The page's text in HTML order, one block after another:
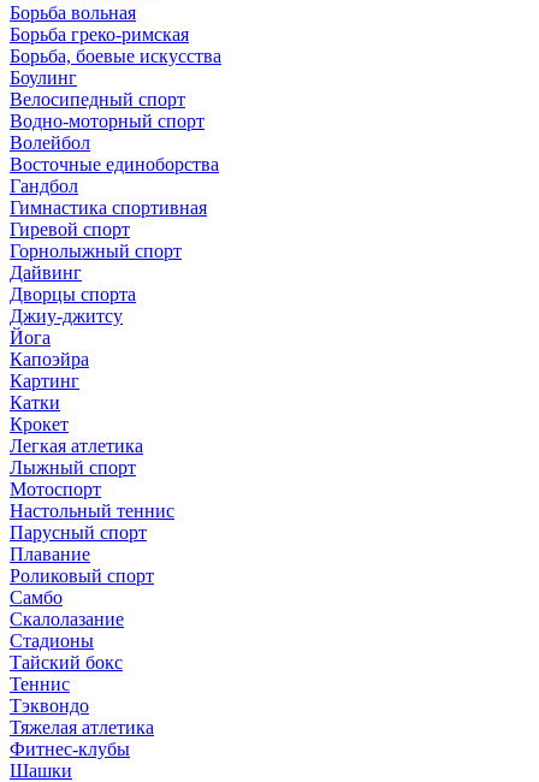
Борьба вольная
Борьба греко-римская
Борьба, боевые искусства
Боулинг
Велосипедный спорт
Водно-моторный спорт
Волейбол
Восточные единоборства
Гандбол
Гимнастика спортивная
Гиревой спорт
Горнолыжный спорт
Дайвинг
Дворцы спорта
Джиу-джитсу
Йога
Капоэйра
Картинг
Катки
Крокет
Легкая атлетика
Лыжный спорт
Мотоспорт
Настольный теннис
Парусный спорт
Плавание
Роликовый спорт
Самбо
Скалолазание
Стадионы
Тайский бокс
Теннис
Тэквондо
Тяжелая атлетика
Фитнес-клубы
Шашки